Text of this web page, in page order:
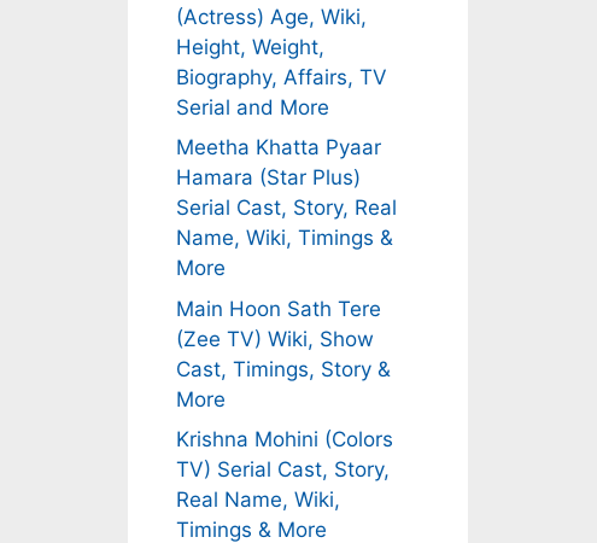
(Actress) Age, Wiki,
Height, Weight,
Biography, Affairs, TV
Serial and More
Meetha Khatta Pyaar
Hamara (Star Plus)
Serial Cast, Story, Real
Name, Wiki, Timings &
More
Main Hoon Sath Tere
(Zee TV) Wiki, Show
Cast, Timings, Story &
More
Krishna Mohini (Colors
TV) Serial Cast, Story,
Real Name, Wiki,
Timings & More